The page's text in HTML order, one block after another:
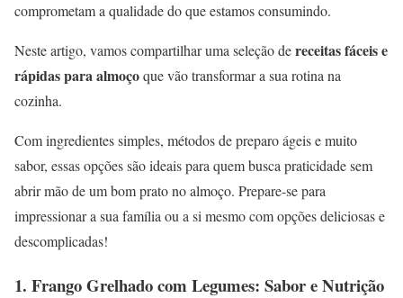
comprometam a qualidade do que estamos consumindo.
Neste artigo, vamos compartilhar uma seleção dereceitas fáceis e
rápidas para almoçoque vão transformar a sua rotina na
cozinha.
Com ingredientes simples, métodos de preparo ágeis e muito
sabor, essas opções são ideais para quem busca praticidade sem
abrir mão de um bom prato no almoço. Prepare-se para
impressionar a sua família ou a si mesmo com opções deliciosas e
descomplicadas!
1. Frango Grelhado com Legumes: Sabor e Nutrição